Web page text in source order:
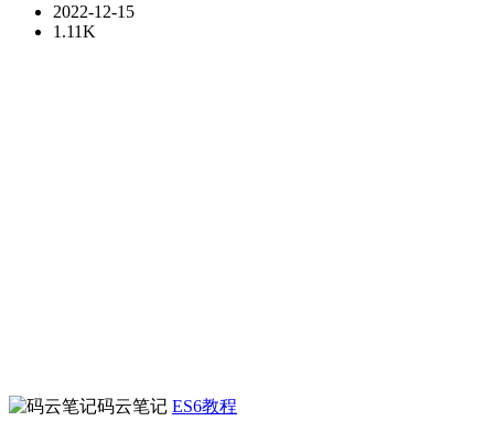
2022-12-15
1.11K
码云笔记 ES6教程